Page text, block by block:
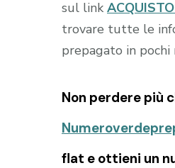
sul link
trovare tutte le
prepagato in pochi
Non perdere più
flat e ottieni un